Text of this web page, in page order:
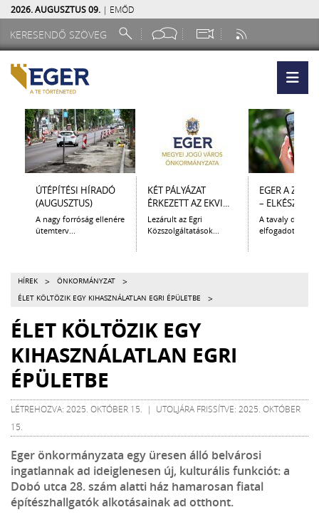
2026. AUGUSZTUS 09. | EMŐD
ÚTÉPÍTÉSI HÍRADÓ
(AUGUSZTUS)
A nagy forróság ellenére
ütemterv...
KÉT PÁLYÁZAT
ÉRKEZETT AZ EKVI...
Lezárult az Egri
Közszolgáltatások...
EGER A
– ELKÉSZÜLT
A tavaly
elfogadott
HÍREK > ÖNKORMÁNYZAT >
ÉLET KÖLTÖZIK EGY KIHASZNÁLATLAN EGRI ÉPÜLETBE >
ÉLET KÖLTÖZIK EGY
KIHASZNÁLATLAN EGRI
ÉPÜLETBE
LÉTREHOZVA: 2025. OKTÓBER 15. | UTOLJÁRA FRISSÍTVE: 2025. OKTÓBER
15.
Eger önkormányzata egy üresen álló belvárosi
ingatlannak ad ideiglenesen új, kulturális funkciót: a
Dobó utca 28. szám alatti ház hamarosan fiatal
építészhallgatók alkotásainak ad otthont.